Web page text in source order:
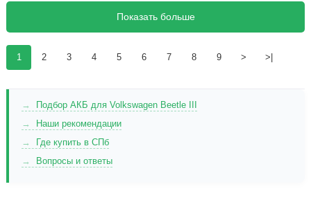
1 2 3 4 5 6 7 8 9 > >|
Показать больше
Подбор АКБ для Volkswagen Beetle III
Наши рекомендации
Где купить в СПб
Вопросы и ответы